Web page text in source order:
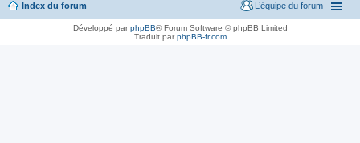
Index du forum L’équipe du forum
Développé parphpBB® Forum Software © phpBB Limited
Traduit parphpBB-fr.com